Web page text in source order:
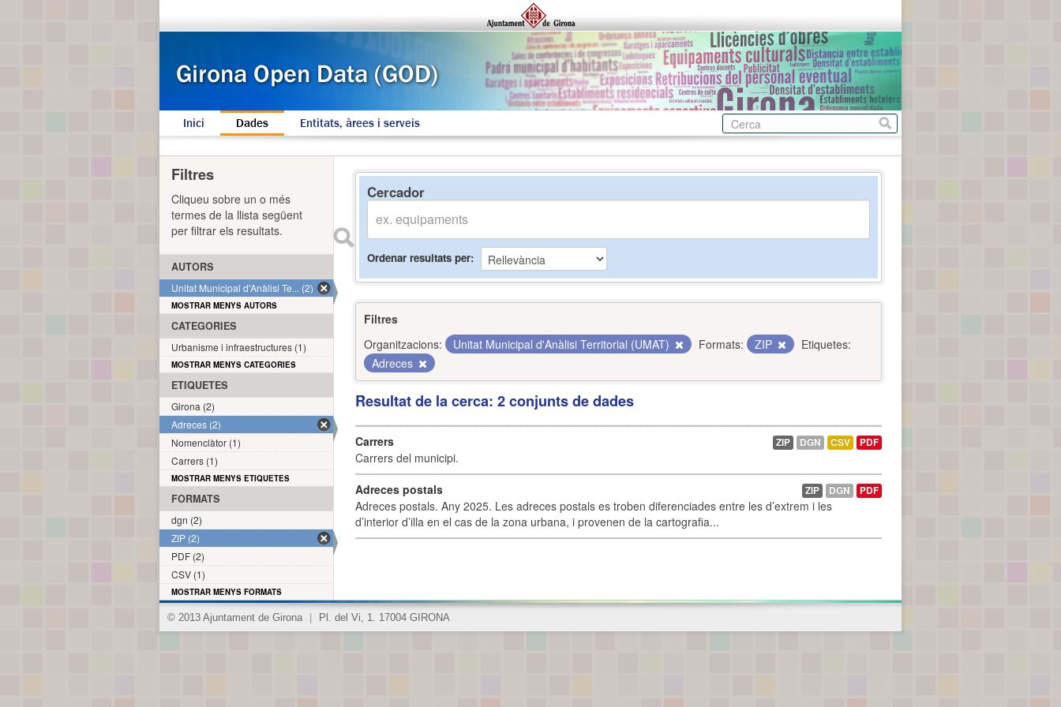
Inici Dades Entitats, àrees i serveis
Cercador
Ordenar resultats per
Filtres
Organitzacions:
Unitat Municipal d'Anàlisi Territorial (UMAT) Formats: ZIP
Etiquetes:
Adreces
Resultat de la cerca: 2 conjunts de dades
Carrers
Carrers del municipi.
ZIP DGN CSV PDF
Adreces postals
Adreces postals. Any 2025. Les adreces postals es troben diferenciades entre les d’extrem i les
d’interior d’illa en el cas de la zona urbana, i provenen de la cartografia...
ZIP DGN PDF
Filtres
Cliqueu sobre un o més
termes de la llista següent
per filtrar els resultats.
AUTORS
Unitat Municipal d'Anàlisi Te... (2)
MOSTRAR MENYS AUTORS
CATEGORIES
Urbanisme i infraestructures (1)
MOSTRAR MENYS CATEGORIES
ETIQUETES
Girona (2)
Adreces (2)
Nomenclàtor (1)
Carrers (1)
MOSTRAR MENYS ETIQUETES
FORMATS
dgn (2)
ZIP (2)
PDF (2)
CSV (1)
MOSTRAR MENYS FORMATS
© 2013 Ajuntament de Girona Pl. del Vi, 1. 17004 GIRONA